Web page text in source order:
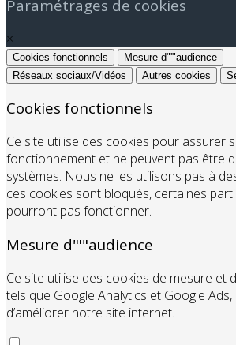
Paramétrages de cookies
×
Cookies fonctionnels
Mesure d"'"audience
Réseaux sociaux/Vidéos
Autres cookies
Cookies fonctionnels
Ce site utilise des cookies pour assurer
fonctionnement et ne peuvent pas être
systèmes. Nous ne les utilisons pas à
ces cookies sont bloqués, certaines
pourront pas fonctionner.
Mesure d"'"audience
Ce site utilise des cookies de mesure et
tels que Google Analytics et Google Ads,
d’améliorer notre site internet.